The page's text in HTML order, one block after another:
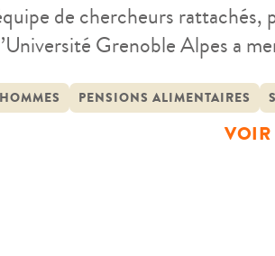
de chercheurs rattachés,
Grenoble Alpes a
par la Mission Droit
PENSIONS ALIMENTAIRES
VOIR